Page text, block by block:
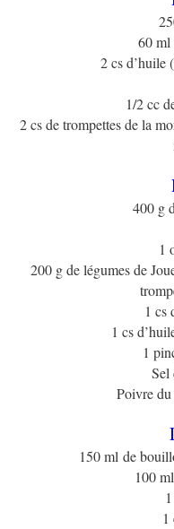
60 ml
2 cs d’huile
1/2 cc
2 cs de trompettes de la
400 g
1
200 g de légumes de
1 cs
1 cs
1
Sel
Poivre
150 ml de
100